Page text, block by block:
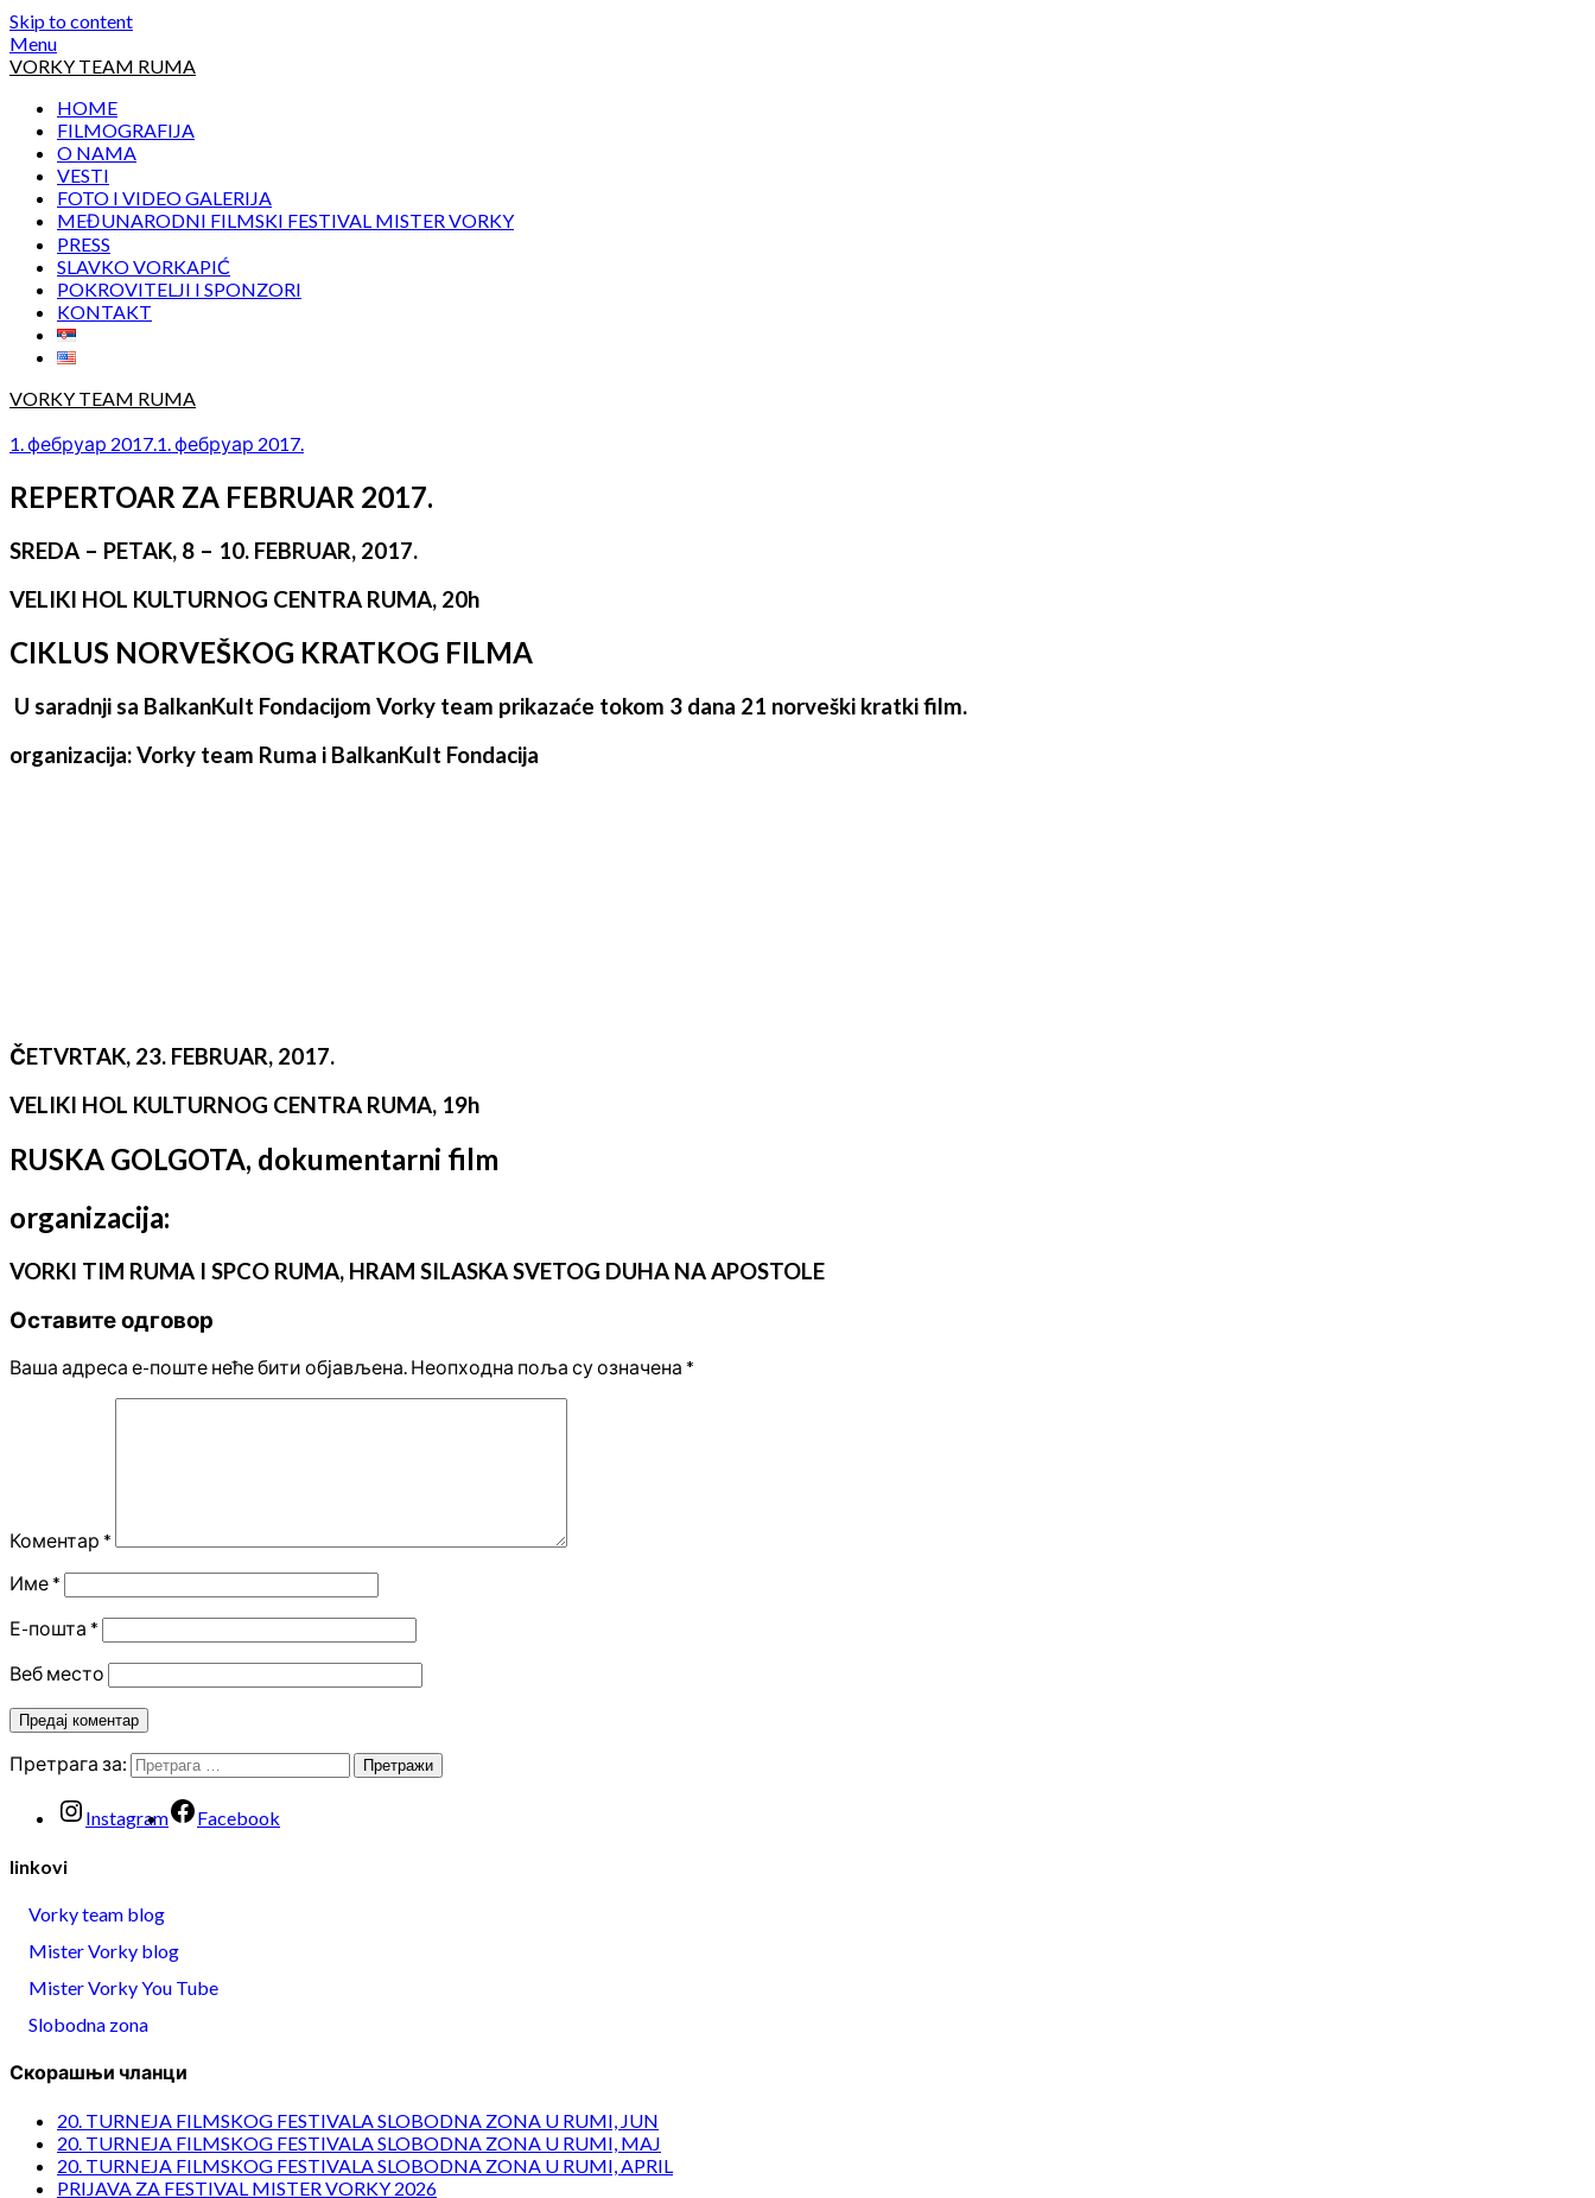
Skip to content
Menu
VORKY TEAM RUMA
HOME
FILMOGRAFIJA
O NAMA
VESTI
FOTO I VIDEO GALERIJA
MEĐUNARODNI FILMSKI FESTIVAL MISTER VORKY
PRESS
SLAVKO VORKAPIĆ
POKROVITELJI I SPONZORI
KONTAKT
VORKY TEAM RUMA
1. фебруар 2017.1. фебруар 2017.
REPERTOAR ZA FEBRUAR 2017.
SREDA – PETAK, 8 – 10. FEBRUAR, 2017.
VELIKI HOL KULTURNOG CENTRA RUMA, 20h
CIKLUS NORVEŠKOG KRATKOG FILMA
U saradnji sa BalkanKult Fondacijom Vorky team prikazaće tokom 3 dana 21 norveški kratki film.
organizacija: Vorky team Ruma i BalkanKult Fondacija
ČETVRTAK, 23. FEBRUAR, 2017.
VELIKI HOL KULTURNOG CENTRA RUMA, 19h
RUSKA GOLGOTA, dokumentarni film
organizacija:
VORKI TIM RUMA I SPCO RUMA, HRAM SILASKA SVETOG DUHA NA APOSTOLE
Оставите одговор
Ваша адреса е-поште неће бити објављена. Неопходна поља су означена *
Коментар *
Име*
Е-пошта *
Веб место
Претрага за:
Instagram Facebook
linkovi
Vorky team blog
Mister Vorky blog
Mister Vorky You Tube
Slobodna zona
Скорашњи чланци
20. TURNEJA FILMSKOG FESTIVALA SLOBODNA ZONA U RUMI, JUN
20. TURNEJA FILMSKOG FESTIVALA SLOBODNA ZONA U RUMI, MAJ
20. TURNEJA FILMSKOG FESTIVALA SLOBODNA ZONA U RUMI, APRIL
PRIJAVA ZA FESTIVAL MISTER VORKY 2026